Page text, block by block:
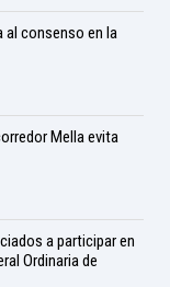
al consenso en la
Mella evita
a participar en
Ordinaria de